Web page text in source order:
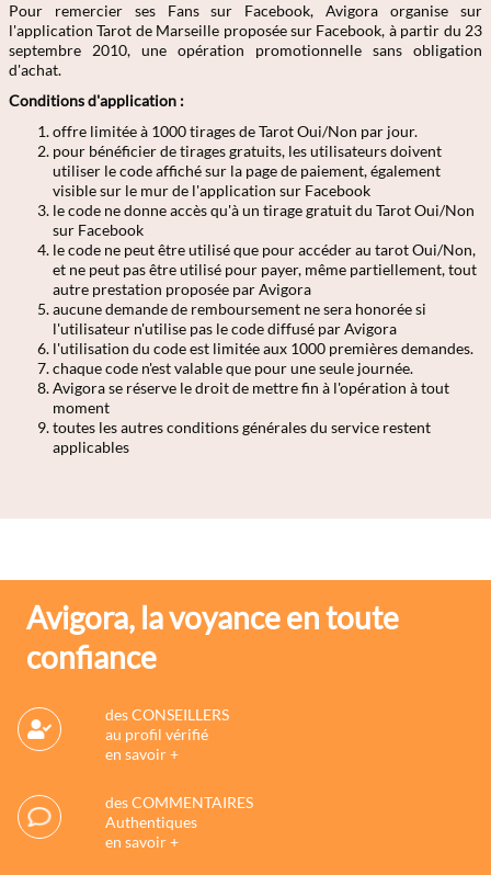
Pour remercier ses Fans sur Facebook, Avigora organise sur
l'application Tarot de Marseille proposée sur Facebook, à partir du 23
septembre 2010, une opération promotionnelle sans obligation
d'achat.
Conditions d'application :
offre limitée à 1000 tirages de Tarot Oui/Non par jour.
pour bénéficier de tirages gratuits, les utilisateurs doivent
utiliser le code affiché sur la page de paiement, également
visible sur le mur de l'application sur Facebook
le code ne donne accès qu'à un tirage gratuit du Tarot Oui/Non
sur Facebook
le code ne peut être utilisé que pour accéder au tarot Oui/Non,
et ne peut pas être utilisé pour payer, même partiellement, tout
autre prestation proposée par Avigora
aucune demande de remboursement ne sera honorée si
l'utilisateur n'utilise pas le code diffusé par Avigora
l'utilisation du code est limitée aux 1000 premières demandes.
chaque code n'est valable que pour une seule journée.
Avigora se réserve le droit de mettre fin à l'opération à tout
moment
toutes les autres conditions générales du service restent
applicables
Avigora, la voyance en toute
confiance
des CONSEILLERS
au profil vérifié
en savoir +
des COMMENTAIRES
Authentiques
en savoir +